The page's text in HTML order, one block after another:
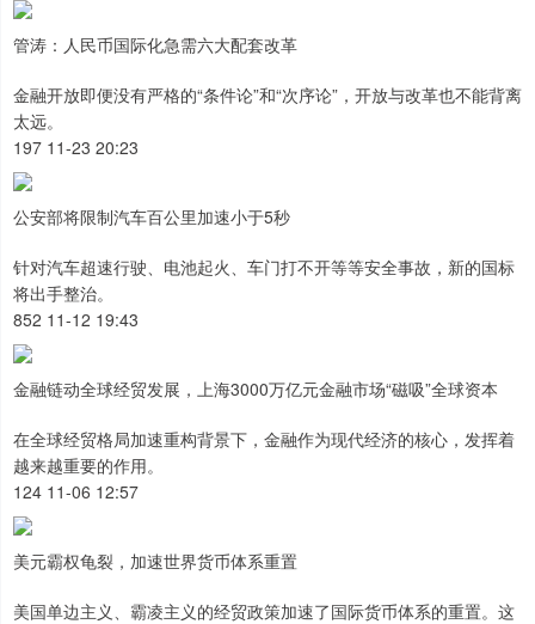
管涛：人民币国际化急需六大配套改革
金融开放即便没有严格的“条件论”和“次序论”，开放与改革也不能背离
太远。
197 11-23 20:23
公安部将限制汽车百公里加速小于5秒
针对汽车超速行驶、电池起火、车门打不开等等安全事故，新的国标
将出手整治。
852 11-12 19:43
金融链动全球经贸发展，上海3000万亿元金融市场“磁吸”全球资本
在全球经贸格局加速重构背景下，金融作为现代经济的核心，发挥着
越来越重要的作用。
124 11-06 12:57
美元霸权龟裂，加速世界货币体系重置
美国单边主义、霸凌主义的经贸政策加速了国际货币体系的重置。这